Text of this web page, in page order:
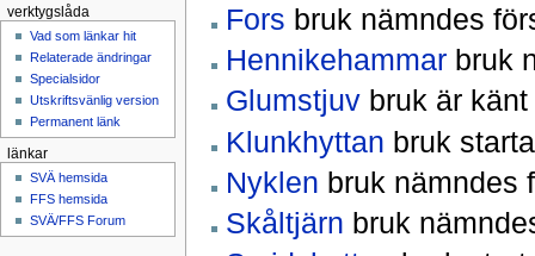
Fors bruk nämndes
Hennikehammarbruk
Glumstjuvbruk är känt
Klunkhyttan bruk
Nyklen bruk nämndes
Skåltjärn bruk
verktygslåda
Vad som länkar hit
Relaterade ändringar
Specialsidor
Utskriftsvänlig version
Permanent länk
länkar
SVÄ hemsida
FFS hemsida
SVÄ/FFS Forum